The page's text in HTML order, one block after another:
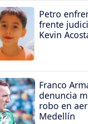
Petro
frente
Kevin
Franco
denuncia
robo en
Medellín